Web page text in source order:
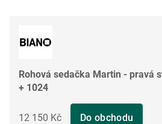
Rohová sedačka Martin - pravá
+ 1024
12 150 Kč Do obchodu